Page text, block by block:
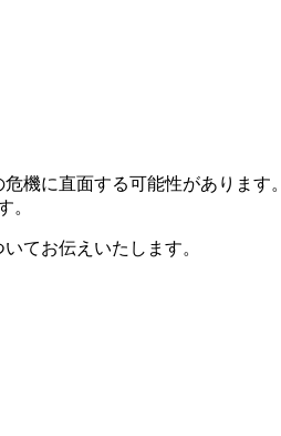
機に直面する可能性があります。
。
てお伝えいたします。